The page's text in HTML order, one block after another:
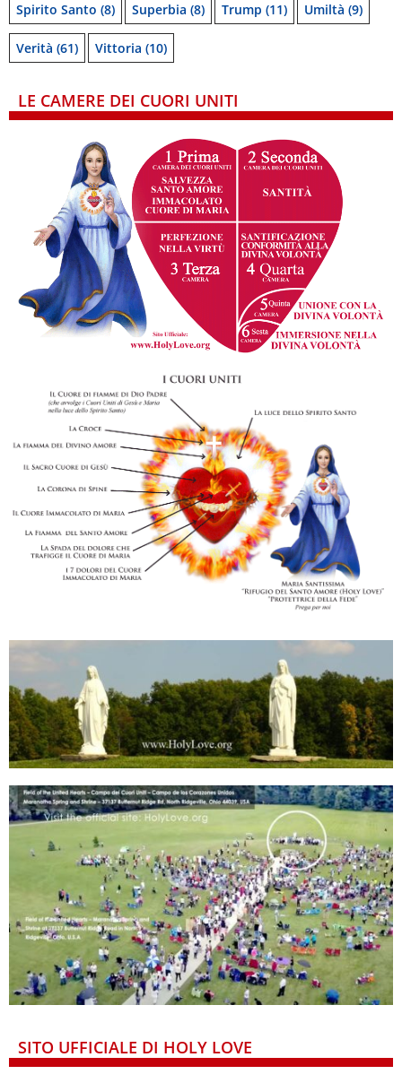
Spirito Santo (8) Superbia (8) Trump (11) Umiltà (9)
Verità (61) Vittoria (10)
LE CAMERE DEI CUORI UNITI
SITO UFFICIALE DI HOLY LOVE